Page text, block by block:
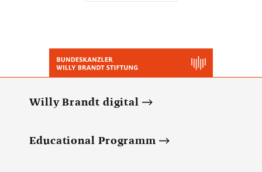
Willy Brandt digital
Educational Programm